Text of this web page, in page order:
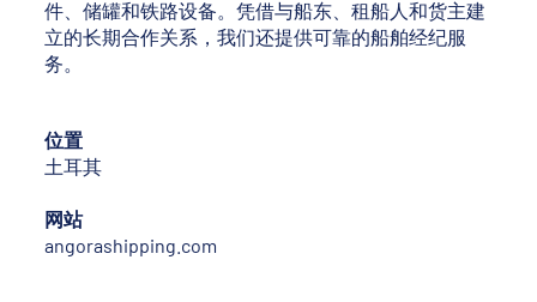
件、储罐和铁路设备。凭借与船东、租船人和货主建
立的长期合作关系，我们还提供可靠的船舶经纪服
务。
位置
土耳其
网站
angorashipping.com